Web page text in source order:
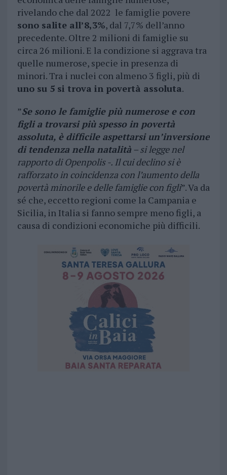
rivelando che dal 2022 le famiglie povere
sono salite all’8,3%, dal 7,7% dell’anno
precedente. Oltre 2 milioni di famiglie su
circa 26 milioni. E la condizione si aggrava tra
quelle numerose, specie in presenza di
minori. Tra i nuclei con almeno 3 figli, più di
uno su 5 si trova in povertà assoluta.
”Se sono le famiglie più numerose e con
figli a trovarsi più spesso in povertà
assoluta, è difficile aspettarsi un’inversione
di tendenza nella natalità– si legge nel
rapporto di Openpolis -. Il cui declino si è
rafforzato in coincidenza con l’aumento della
povertà minorile e delle famiglie con figli”. Va da
sé che, eccetto regioni come la Campania e
Sicilia, in Italia si fanno sempre meno figli, a
causa di condizioni economiche più difficili.